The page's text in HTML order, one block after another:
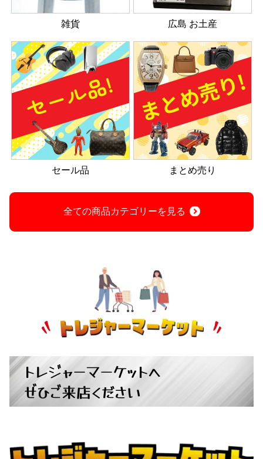
雑貨 広島 お土産
セール品 まとめ売り
全ての商品カテゴリーを見る
トレジャーマーケットへ
ぜひご来店ください